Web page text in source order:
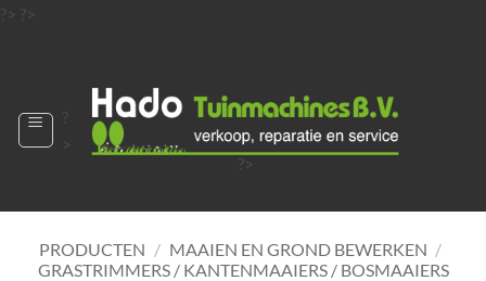
?> ?>
?>
?
PRODUCTEN / MAAIEN EN GROND BEWERKEN /
GRASTRIMMERS / KANTENMAAIERS / BOSMAAIERS